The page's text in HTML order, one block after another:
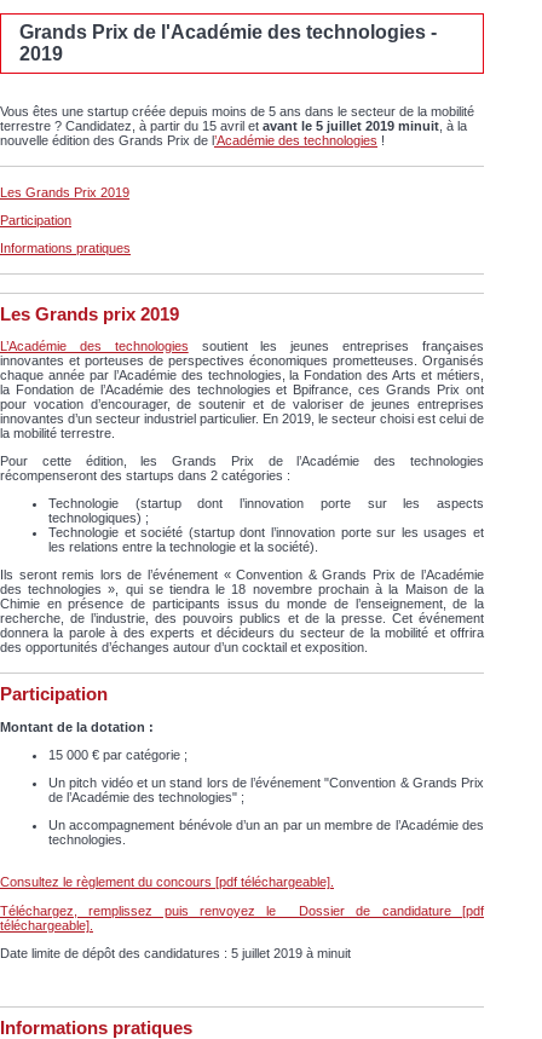
Grands Prix de l'Académie des technologies -
2019
Vous êtes une startup créée depuis moins de 5 ans dans le secteur de la mobilité
terrestre ? Candidatez, à partir du 15 avril et avant le 5 juillet 2019 minuit , à la
nouvelle édition des Grands Prix de l’Académie des technologies !
Les Grands Prix 2019
Participation
Informations pratiques
Les Grands prix 2019
L’Académie des technologies soutient les jeunes entreprises françaises
innovantes et porteuses de perspectives économiques prometteuses. Organisés
chaque année par l’Académie des technologies, la Fondation des Arts et métiers,
la Fondation de l’Académie des technologies et Bpifrance, ces Grands Prix ont
pour vocation d’encourager, de soutenir et de valoriser de jeunes entreprises
innovantes d’un secteur industriel particulier. En 2019, le secteur choisi est celui de
la mobilité terrestre.
Pour cette édition, les Grands Prix de l’Académie des technologies
récompenseront des startups dans 2 catégories :
Technologie (startup dont l’innovation porte sur les aspects
technologiques) ;
Technologie et société (startup dont l’innovation porte sur les usages et
les relations entre la technologie et la société).
Ils seront remis lors de l’événement « Convention & Grands Prix de l’Académie
des technologies », qui se tiendra le 18 novembre prochain à la Maison de la
Chimie en présence de participants issus du monde de l’enseignement, de la
recherche, de l’industrie, des pouvoirs publics et de la presse. Cet événement
donnera la parole à des experts et décideurs du secteur de la mobilité et offrira
des opportunités d’échanges autour d’un cocktail et exposition.
Participation
Montant de la dotation :
15 000 € par catégorie ;
Un pitch vidéo et un stand lors de l’événement "Convention & Grands Prix
de l’Académie des technologies" ;
Un accompagnement bénévole d’un an par un membre de l’Académie des
technologies.
Consultez le règlement du concours [pdf téléchargeable].
Téléchargez, remplissez puis renvoyez le Dossier de candidature [pdf
téléchargeable].
Date limite de dépôt des candidatures : 5 juillet 2019 à minuit
Informations pratiques